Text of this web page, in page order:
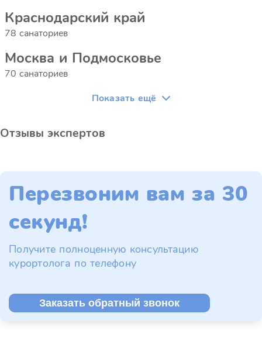
Краснодарский край
78 санаториев
Москва и Подмосковье
70 санаториев
Показать ещё
Отзывы экспертов
Перезвоним вам за 30
секунд!
Получите полноценную консультацию
курортолога по телефону
Заказать обратный звонок